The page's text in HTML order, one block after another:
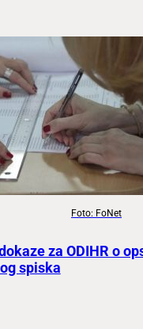
Foto: FoNet
za ODIHR o
spiska